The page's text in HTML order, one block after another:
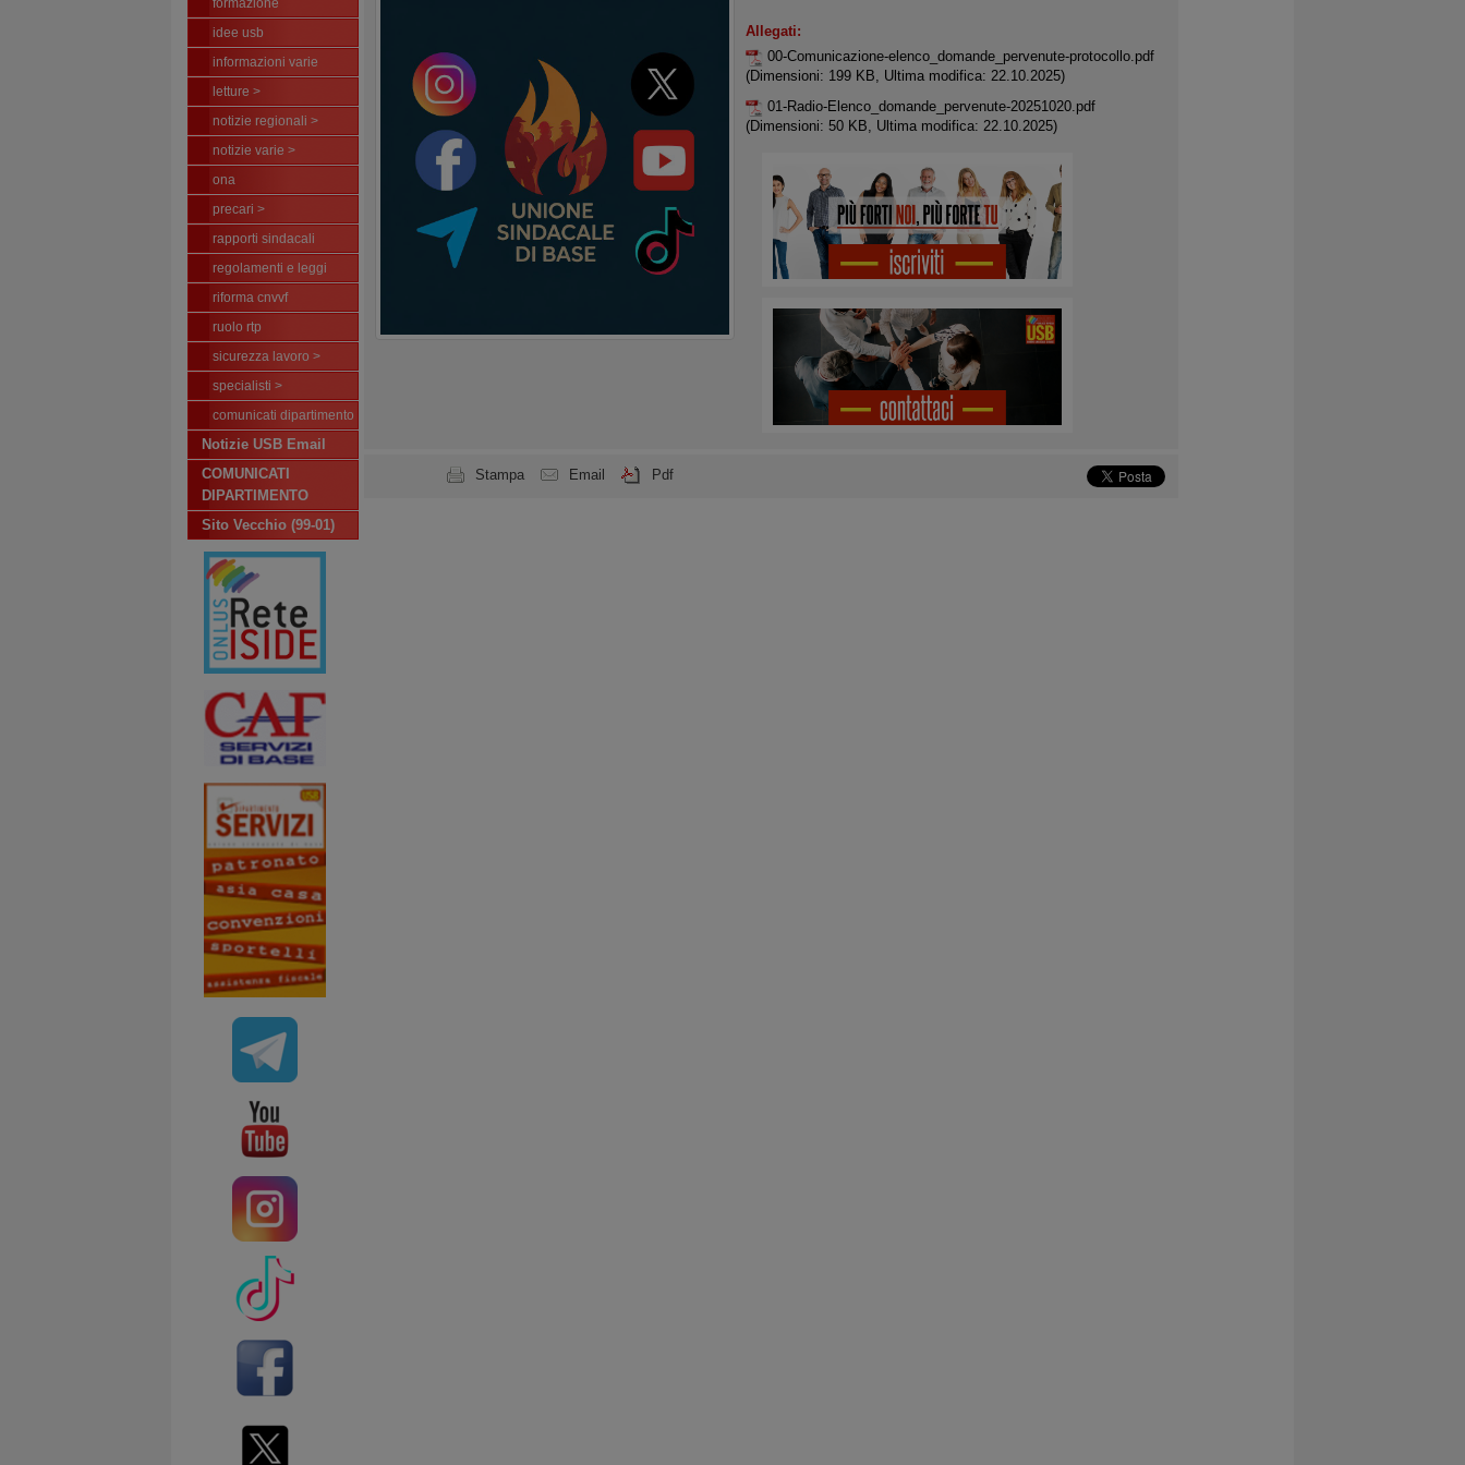
formazione
idee usb
informazioni varie
letture >
notizie regionali >
notizie varie >
ona
precari >
rapporti sindacali
regolamenti e leggi
riforma cnvvf
ruolo rtp
sicurezza lavoro >
specialisti >
comunicati dipartimento
Notizie USB Email
COMUNICATI
DIPARTIMENTO
Sito Vecchio (99-01)
Allegati:
00-Comunicazione-elenco_domande_pervenute-protocollo.pdf
(Dimensioni: 199 KB, Ultima modifica: 22.10.2025)
01-Radio-Elenco_domande_pervenute-20251020.pdf
(Dimensioni: 50 KB, Ultima modifica: 22.10.2025)
Stampa Email Pdf